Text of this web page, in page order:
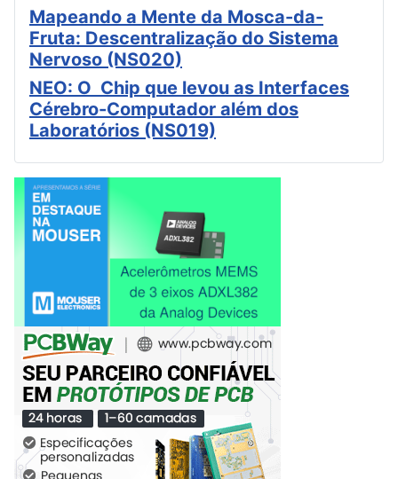
Mapeando a Mente da Mosca-da-
Fruta: Descentralização do Sistema
Nervoso (NS020)
NEO: O Chip que levou as Interfaces
Cérebro-Computador além dos
Laboratórios (NS019)